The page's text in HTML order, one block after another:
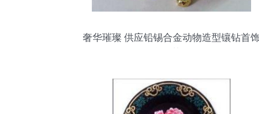
奢华璀璨 供应铅锡合金动物造型镶钻首饰